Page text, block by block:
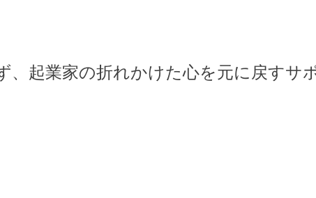
、起業家の折れかけた心を元に戻すサ